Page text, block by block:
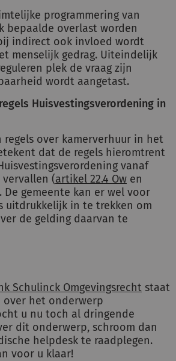
programmering van
bepaalde overlast worden
indirect ook invloed wordt
menselijk gedrag. Uiteindelijk
plek de vraag zijn
wordt aangetast.
Huisvestingsverordening in
regels over kamerverhuur in het
dat de regels hieromtrent
vanaf
vervallen (artikel 22.4 Ow en
De gemeente kan er wel voor
uitdrukkelijk in te trekken om
de gelding daarvan te
Schulinck Omgevingsrecht staat
over het onderwerp
u nu toch al dringende
dit onderwerp, schroom dan
helpdesk te raadplegen.
voor u klaar!